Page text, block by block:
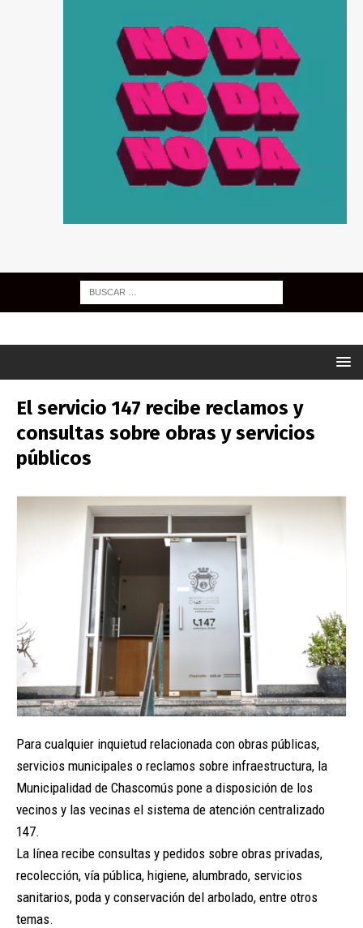
El servicio 147 recibe reclamos y
consultas sobre obras y servicios
públicos
Para cualquier inquietud relacionada con obras públicas,
servicios municipales o reclamos sobre infraestructura, la
Municipalidad de Chascomús pone a disposición de los
vecinos y las vecinas el sistema de atención centralizado
147.
La línea recibe consultas y pedidos sobre obras privadas,
recolección, vía pública, higiene, alumbrado, servicios
sanitarios, poda y conservación del arbolado, entre otros
temas.